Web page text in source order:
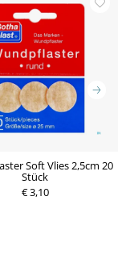
Soft Vlies 2,5cm 20
Stück
€ 3,10